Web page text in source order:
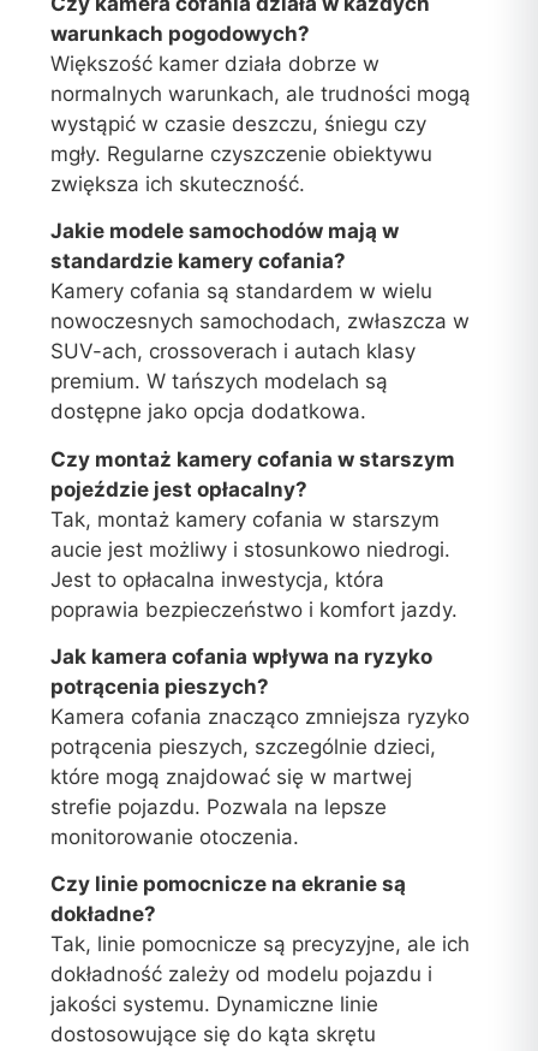
warunkach pogodowych?
Większość kamer działa dobrze w
normalnych warunkach, ale trudności mogą
wystąpić w czasie deszczu, śniegu czy
mgły. Regularne czyszczenie obiektywu
zwiększa ich skuteczność.
Jakie modele samochodów mają w
standardzie kamery cofania?
Kamery cofania są standardem w wielu
nowoczesnych samochodach, zwłaszcza w
SUV-ach, crossoverach i autach klasy
premium. W tańszych modelach są
dostępne jako opcja dodatkowa.
Czy montaż kamery cofania w starszym
pojeździe jest opłacalny?
Tak, montaż kamery cofania w starszym
aucie jest możliwy i stosunkowo niedrogi.
Jest to opłacalna inwestycja, która
poprawia bezpieczeństwo i komfort jazdy.
Jak kamera cofania wpływa na ryzyko
potrącenia pieszych?
Kamera cofania znacząco zmniejsza ryzyko
potrącenia pieszych, szczególnie dzieci,
które mogą znajdować się w martwej
strefie pojazdu. Pozwala na lepsze
monitorowanie otoczenia.
Czy linie pomocnicze na ekranie są
dokładne?
Tak, linie pomocnicze są precyzyjne, ale ich
dokładność zależy od modelu pojazdu i
jakości systemu. Dynamiczne linie
dostosowujące się do kąta skrętu